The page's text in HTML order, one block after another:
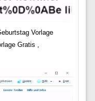
Vorlage
Gratis ,